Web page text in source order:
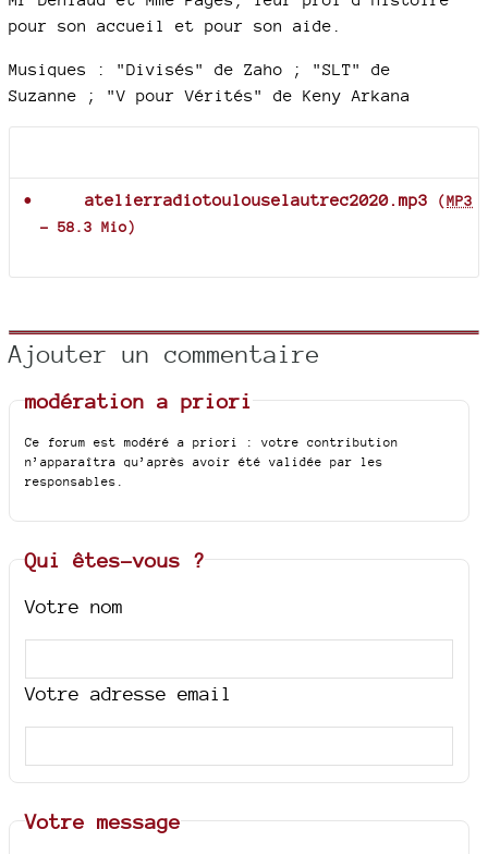
pour son accueil et pour son aide.
Musiques : "Divisés" de Zaho ; "SLT" de
Suzanne ; "V pour Vérités" de Keny Arkana
atelierradiotoulouselautrec2020.mp3 (MP3
- 58.3 Mio)
Ajouter un commentaire
modération a priori
Ce forum est modéré a priori : votre contribution
n’apparaîtra qu’après avoir été validée par les
responsables.
Qui êtes-vous ?
Votre nom
Votre adresse email
Votre message